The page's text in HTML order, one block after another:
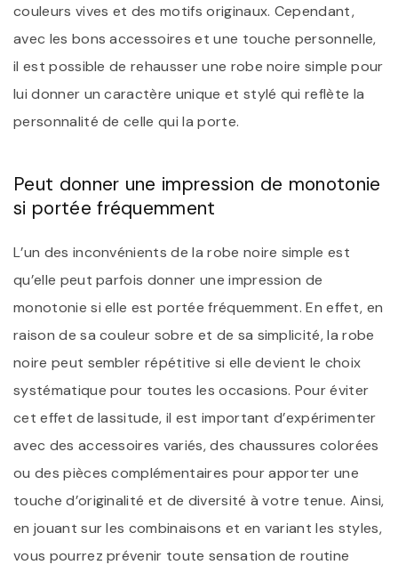
couleurs vives et des motifs originaux. Cependant,
avec les bons accessoires et une touche personnelle,
il est possible de rehausser une robe noire simple pour
lui donner un caractère unique et stylé qui reflète la
personnalité de celle qui la porte.
Peut donner une impression de monotonie
si portée fréquemment
L’un des inconvénients de la robe noire simple est
qu’elle peut parfois donner une impression de
monotonie si elle est portée fréquemment. En effet, en
raison de sa couleur sobre et de sa simplicité, la robe
noire peut sembler répétitive si elle devient le choix
systématique pour toutes les occasions. Pour éviter
cet effet de lassitude, il est important d’expérimenter
avec des accessoires variés, des chaussures colorées
ou des pièces complémentaires pour apporter une
touche d’originalité et de diversité à votre tenue. Ainsi,
en jouant sur les combinaisons et en variant les styles,
vous pourrez prévenir toute sensation de routine